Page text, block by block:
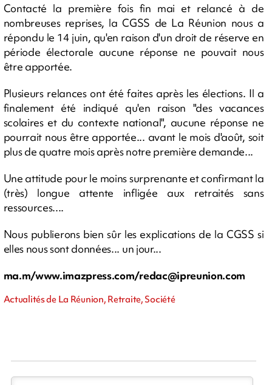
Contacté la première fois fin mai et relancé à de
nombreuses reprises, la CGSS de La Réunion nous a
répondu le 14 juin, qu'en raison d'un droit de réserve en
période électorale aucune réponse ne pouvait nous
être apportée.
Plusieurs relances ont été faites après les élections. Il a
finalement été indiqué qu'en raison "des vacances
scolaires et du contexte national", aucune réponse ne
pourrait nous être apportée... avant le mois d'août, soit
plus de quatre mois après notre première demande...
Une attitude pour le moins surprenante et confirmant la
(très) longue attente infligée aux retraités sans
ressources....
Nous publierons bien sûr les explications de la CGSS si
elles nous sont données... un jour...
ma.m/www.imazpress.com/redac@ipreunion.com
Actualités de La Réunion, Retraite, Société